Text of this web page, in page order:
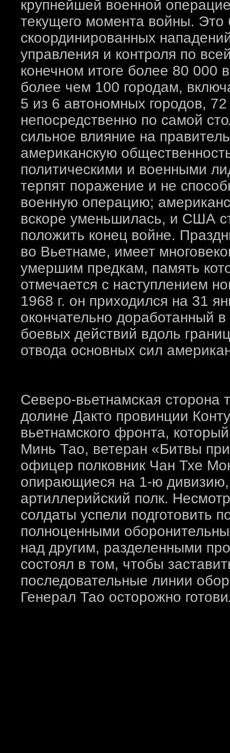
крупнейшей военной
текущего момента войны.
скоординированных
управления и контроля по
конечном итоге более 80 000
более чем 100 городам,
5 из 6 автономных городов,
непосредственно по самой
сильное влияние на
американскую
политическими и военными
терпят поражение и не
военную операцию;
вскоре уменьшилась, и США
положить конец войне.
во Вьетнаме, имеет
умершим предкам, память
отмечается с наступлением
1968 г. он приходился на 31
окончательно доработанный
боевых действий вдоль
отвода основных сил
Северо-вьетнамская сторона
долине Дакто провинции
вьетнамского фронта,
Минь Тао, ветеран «Битвы
офицер полковник Чан Тхе
опирающиеся на 1-ю дивизию,
артиллерийский полк.
солдаты успели подготовить
полноценными
над другим, разделенными
состоял в том, чтобы
последовательные линии
Генерал Тао осторожно